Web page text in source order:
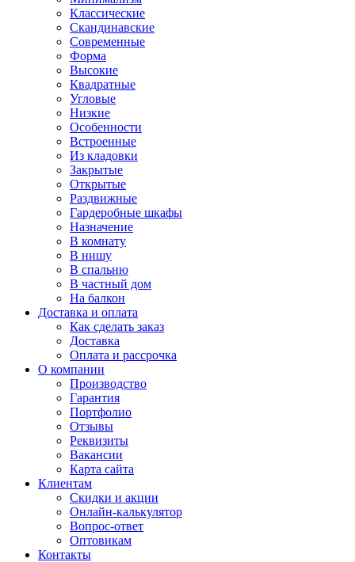
Классические
Скандинавские
Современные
Форма
Высокие
Квадратные
Угловые
Низкие
Особенности
Встроенные
Из кладовки
Закрытые
Открытые
Раздвижные
Гардеробные шкафы
Назначение
В комнату
В нишу
В спальню
В частный дом
На балкон
Доставка и оплата
Как сделать заказ
Доставка
Оплата и рассрочка
О компании
Производство
Гарантия
Портфолио
Отзывы
Реквизиты
Вакансии
Карта сайта
Клиентам
Скидки и акции
Онлайн-калькулятор
Вопрос-ответ
Оптовикам
Контакты